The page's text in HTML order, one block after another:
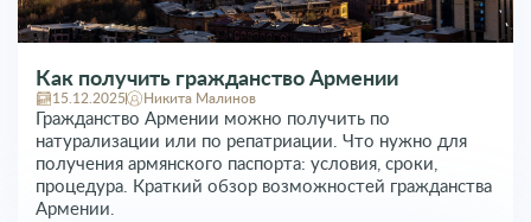
Как получить гражданство Армении
15.12.2025 Никита Малинов
Гражданство Армении можно получить по
натурализации или по репатриации. Что нужно для
получения армянского паспорта: условия, сроки,
процедура. Краткий обзор возможностей гражданства
Армении.